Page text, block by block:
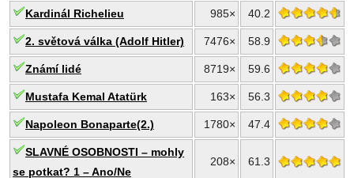
Kardinál Richelieu 985× 40.2
2. světová válka (Adolf Hitler) 7476× 58.9
Známí lidé 8719× 59.6
Mustafa Kemal Atatürk 163× 56.3
Napoleon Bonaparte(2.) 1780× 47.4
SLAVNÉ OSOBNOSTI – mohly
se potkat? 1 – Ano/Ne
208× 61.3